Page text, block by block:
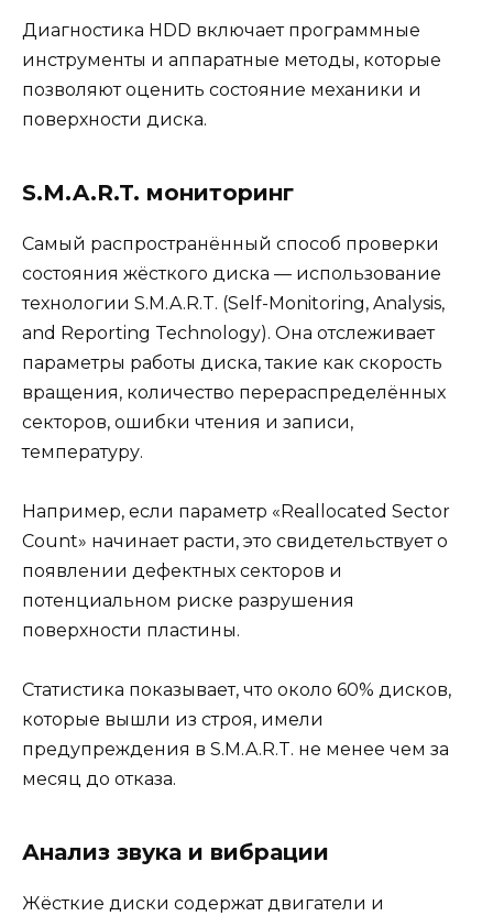
Диагностика HDD включает программные
инструменты и аппаратные методы, которые
позволяют оценить состояние механики и
поверхности диска.
S.M.A.R.T. мониторинг
Самый распространённый способ проверки
состояния жёсткого диска — использование
технологии S.M.A.R.T. (Self-Monitoring, Analysis,
and Reporting Technology). Она отслеживает
параметры работы диска, такие как скорость
вращения, количество перераспределённых
секторов, ошибки чтения и записи,
температуру.
Например, если параметр «Reallocated Sector
Count» начинает расти, это свидетельствует о
появлении дефектных секторов и
потенциальном риске разрушения
поверхности пластины.
Статистика показывает, что около 60% дисков,
которые вышли из строя, имели
предупреждения в S.M.A.R.T. не менее чем за
месяц до отказа.
Анализ звука и вибрации
Жёсткие диски содержат двигатели и